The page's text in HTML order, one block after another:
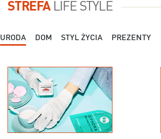
STREFALIFE STYLE
URODA DOM STYL ŻYCIA PREZENTY